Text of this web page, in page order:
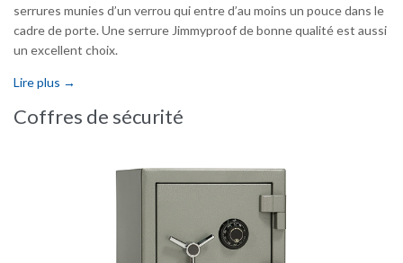
serrures munies d’un verrou qui entre d’au moins un pouce dans le
cadre de porte. Une serrure Jimmyproof de bonne qualité est aussi
un excellent choix.
Lire plus →
Coffres de sécurité